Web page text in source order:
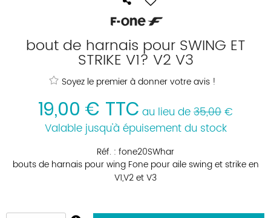
bout de harnais pour SWING ET
STRIKE V1? V2 V3
Soyez le premier à donner votre avis !
19,00 € TTC au lieu de35,00€
Valable jusqu'à épuisement du stock
Réf. : fone20SWhar
bouts de harnais pour wing Fone pour aile swing et strike en
V1,V2 et V3